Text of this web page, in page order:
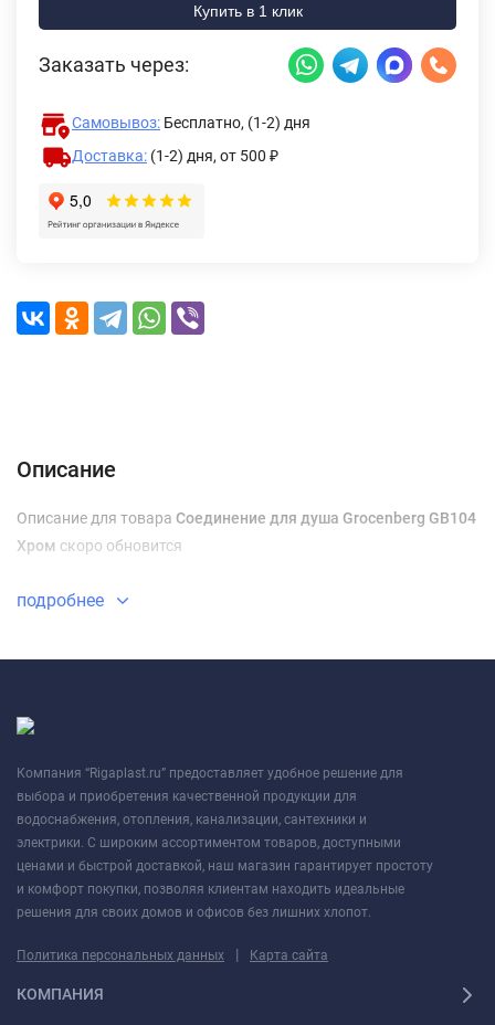
Купить в 1 клик
Заказать через:
Самовывоз: Бесплатно, (1-2) дня
Доставка: (1-2) дня, от 500 ₽
Описание
Описание для товара Соединение для душа Grocenberg GB104
Хром скоро обновится
подробнее
Компания “Rigaplast.ru” предоставляет удобное решение для
выбора и приобретения качественной продукции для
водоснабжения, отопления, канализации, сантехники и
электрики. С широким ассортиментом товаров, доступными
ценами и быстрой доставкой, наш магазин гарантирует простоту
и комфорт покупки, позволяя клиентам находить идеальные
решения для своих домов и офисов без лишних хлопот.
Политика персональных данных | Карта сайта
КОМПАНИЯ